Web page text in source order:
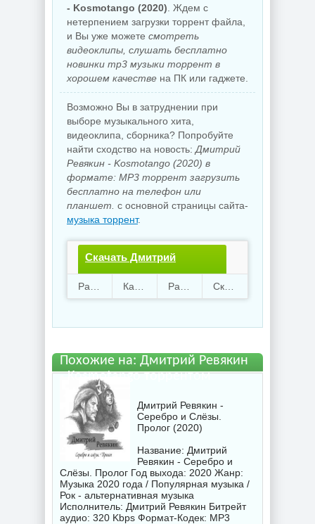
- Kosmotango (2020) . Ждем с
нетерпением загрузки торрент файла,
и Вы уже можете смотреть
видеоклипы, слушать бесплатно
новинки mp3 музыки торрент в
хорошем качестве на ПК или гаджете.
Возможно Вы в затруднении при
выборе музыкального хита,
видеоклипа, сборника? Попробуйте
найти сходство на новость: Дмитрий
Ревякин - Kosmotango (2020) в
формате: MP3 торрент загрузить
бесплатно на телефон или
планшет. с основной страницы сайта-
музыка торрент.
Скачать Дмитрий
Ревякин -
бесплатно
65 66 107.84 Mb
Похожие на: Дмитрий Ревякин
- Kosmotango торрентом
Дмитрий Ревякин -
Серебро и Слёзы.
Пролог (2020)
Название: Дмитрий
Ревякин - Серебро и
Слёзы. Пролог Год выхода: 2020 Жанр:
Музыка 2020 года / Популярная музыка /
Рок - альтернативная музыка
Исполнитель: Дмитрий Ревякин Битрейт
аудио: 320 Kbps Формат-Кодек: MP3